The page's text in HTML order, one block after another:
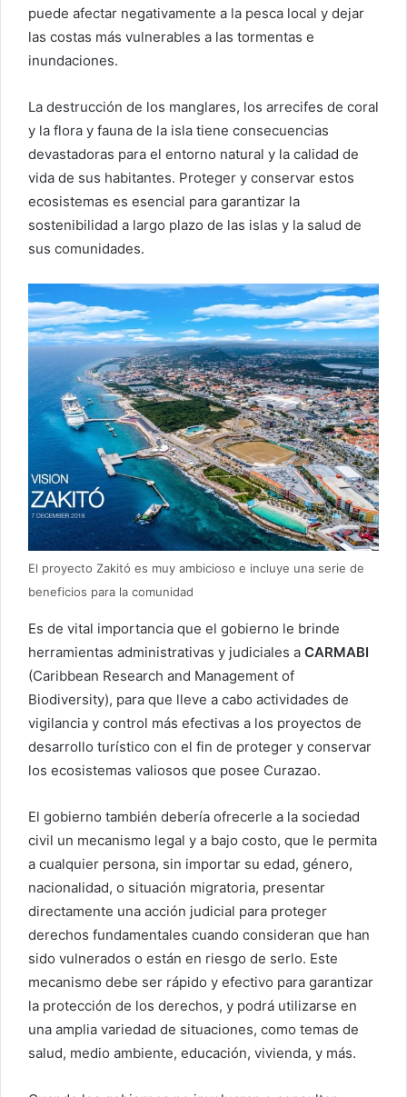
puede afectar negativamente a la pesca local y dejar
las costas más vulnerables a las tormentas e
inundaciones.
La destrucción de los manglares, los arrecifes de coral
y la flora y fauna de la isla tiene consecuencias
devastadoras para el entorno natural y la calidad de
vida de sus habitantes. Proteger y conservar estos
ecosistemas es esencial para garantizar la
sostenibilidad a largo plazo de las islas y la salud de
sus comunidades.
El proyecto Zakitó es muy ambicioso e incluye una serie de
beneficios para la comunidad
Es de vital importancia que el gobierno le brinde
herramientas administrativas y judiciales a CARMABI
(Caribbean Research and Management of
Biodiversity), para que lleve a cabo actividades de
vigilancia y control más efectivas a los proyectos de
desarrollo turístico con el fin de proteger y conservar
los ecosistemas valiosos que posee Curazao.
El gobierno también debería ofrecerle a la sociedad
civil un mecanismo legal y a bajo costo, que le permita
a cualquier persona, sin importar su edad, género,
nacionalidad, o situación migratoria, presentar
directamente una acción judicial para proteger
derechos fundamentales cuando consideran que han
sido vulnerados o están en riesgo de serlo. Este
mecanismo debe ser rápido y efectivo para garantizar
la protección de los derechos, y podrá utilizarse en
una amplia variedad de situaciones, como temas de
salud, medio ambiente, educación, vivienda, y más.